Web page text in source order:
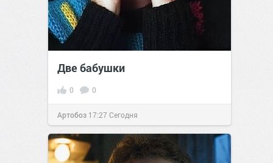
Две бабушки
0 0
Артобоз 17:27 Сегодня